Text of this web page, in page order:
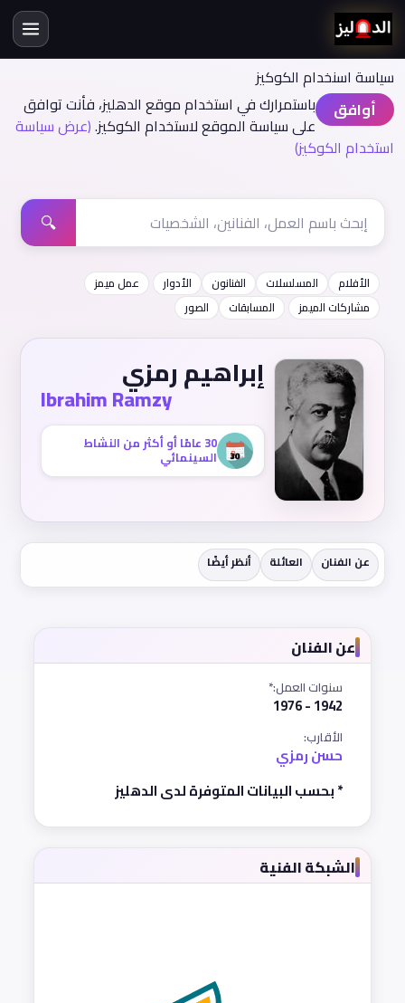
سياسة اسنخدام الكوكيز
أوافق
باستمرارك في استخدام موقع الدهليز، فأنت توافق
على سياسة الموقع لاستخدام الكوكيز.(عرض سياسة
استخدام الكوكيز)
🔍
الأفلام المسلسلات الفنانون الأدوار
عمل ميمز
مشاركات الميمز
المسابقات الصور
إبراهيم رمزي
Ibrahim Ramzy
30 عامًا أو أكثر من النشاط
السينمائي
عن الفنان العائلة أنظر أيضًا
عن الفنان
سنوات العمل:*
1942 - 1976
الأقارب:
حسن رمزي
* بحسب البيانات المتوفرة لدى الدهليز
الشبكة الفنية